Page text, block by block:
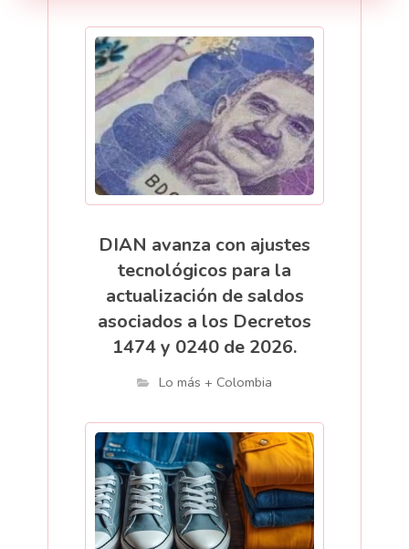
DIAN avanza con ajustes
tecnológicos para la
actualización de saldos
asociados a los Decretos
1474 y 0240 de 2026.
Lo más + Colombia